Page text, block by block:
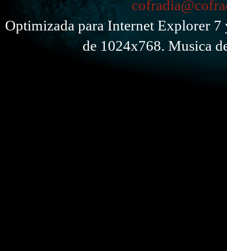
Optimizada para Internet Explorer
de 1024x768. Musica